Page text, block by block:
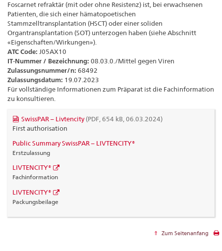
Foscarnet refraktär (mit oder ohne Resistenz) ist, bei erwachsenen
Patienten, die sich einer hämatopoetischen
Stammzelltransplantation (HSCT) oder einer soliden
Organtransplantation (SOT) unterzogen haben (siehe Abschnitt
«Eigenschaften/Wirkungen»).
ATC Code: J05AX10
IT-Nummer / Bezeichnung: 08.03.0./Mittel gegen Viren
Zulassungsnummer/n: 68492
Zulassungsdatum: 19.07.2023
Für vollständige Informationen zum Präparat ist die Fachinformation
zu konsultieren.
SwissPAR – Livtencity(PDF, 654 kB, 06.03.2024)
First authorisation
Public Summary SwissPAR – LIVTENCITY®
Erstzulassung
LIVTENCITY®
Fachinformation
LIVTENCITY®
Packungsbeilage
Zum Seitenanfang